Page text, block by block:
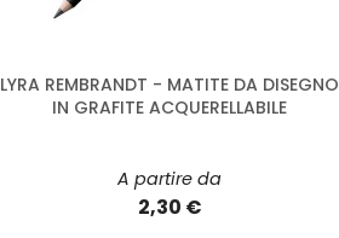
LYRA REMBRANDT - MATITE DA DISEGNO
IN GRAFITE ACQUERELLABILE
A partire da
2,30 €